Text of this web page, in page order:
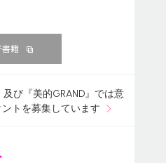
書籍
及び『美的GRAND』では意
トを募集しています